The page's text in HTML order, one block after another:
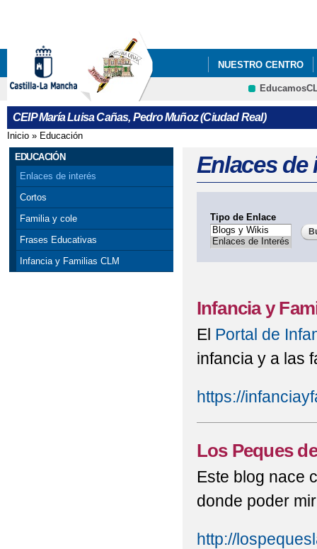
NUESTRO CENTRO
INFÓRMATE
CRFP
CEIP María Luisa Cañas, Pedro Muñoz (Ciudad Real)
Se encuentra usted aquí
Inicio » Educación
EDUCACIÓN
Enlaces de interés
Cortos
Familia y cole
Frases Educativas
Infancia y Familias CLM
Enlaces de
Tipo de Enlace
Infancia y
El Portal de
infancia y a las
https://
Los Peques
Este blog nace
donde poder
http://